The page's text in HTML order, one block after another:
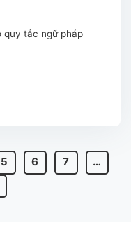
quy tắc ngữ pháp
5 6 7
…